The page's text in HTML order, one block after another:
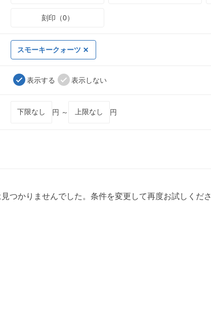
刻印（0）
スモーキークォーツ
表示する 表示しない
円 ～ 円
つかりませんでした。条件を変更して再度お試しくださ